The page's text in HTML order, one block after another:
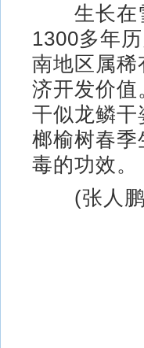
生长在雪
1300多年
南地区属
济开发价
干似龙鳞干
榔榆树春
毒的功效。
(张人鹏